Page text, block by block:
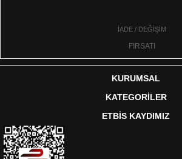
İADE / DEĞİŞİM
FIRSATI
KURUMSAL
KATEGORİLER
ETBİS KAYDIMIZ